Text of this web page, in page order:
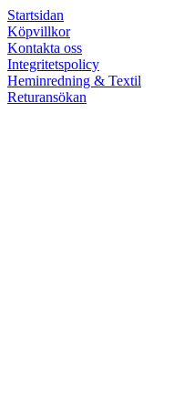
Startsidan
Köpvillkor
Kontakta oss
Integritetspolicy
Heminredning & Textil
Returansökan